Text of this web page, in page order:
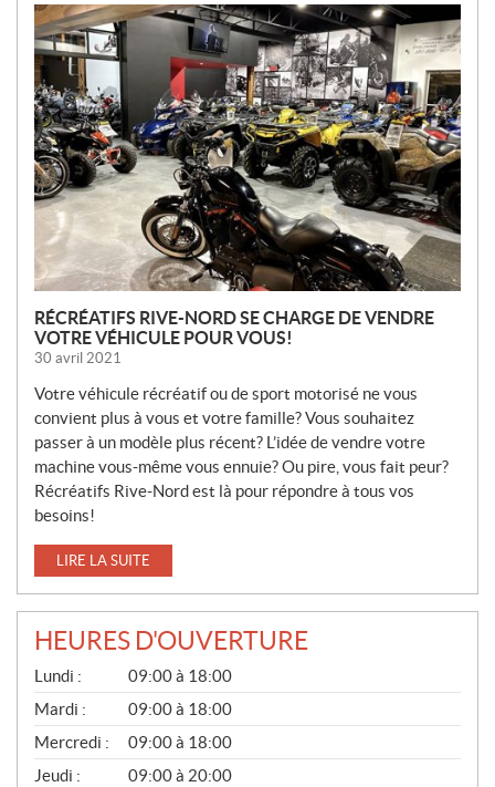
N
O
U
V
E
L
L
E
S
RÉCRÉATIFS RIVE-NORD SE CHARGE DE VENDRE
VOTRE VÉHICULE POUR VOUS!
30 avril 2021
Votre véhicule récréatif ou de sport motorisé ne vous
convient plus à vous et votre famille? Vous souhaitez
passer à un modèle plus récent? L’idée de vendre votre
machine vous-même vous ennuie? Ou pire, vous fait peur?
Récréatifs Rive-Nord est là pour répondre à tous vos
besoins!
LIRE LA SUITE
HEURES D'OUVERTURE
V
E
N
T
E
S
Lundi :
09:00 à 18:00
Mardi :
09:00 à 18:00
Mercredi :
09:00 à 18:00
Jeudi :
09:00 à 20:00